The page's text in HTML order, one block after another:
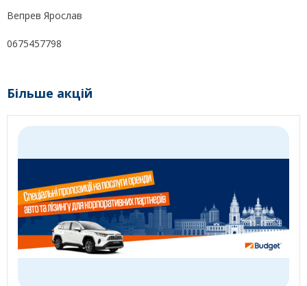
Вепрев Ярослав
0675457798
Більше акцій